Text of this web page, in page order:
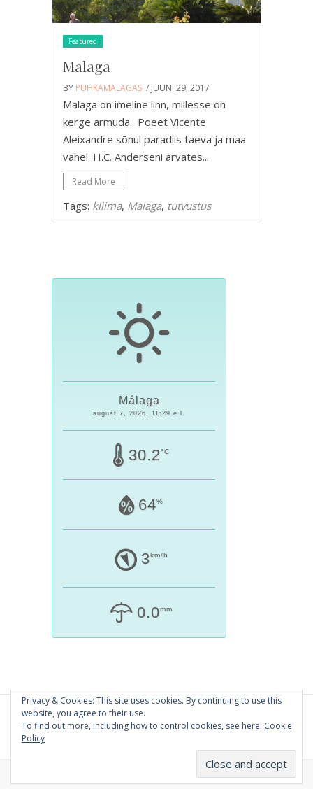
Featured
Malaga
BY PUHKAMALAGAS / JUUNI 29, 2017
Malaga on imeline linn, millesse on
kerge armuda. Poeet Vicente
Aleixandre sõnul paradiis taeva ja maa
vahel. H.C. Anderseni arvates...
Read More
Tags: kliima, Malaga, tutvustus
Málaga
august 7, 2026, 11:29 e.l.
30.2°C
64%
3km/h
0.0mm
Yudlee Themes
Privacy & Cookies: This site uses cookies. By continuing to use this
website, you agree to their use.
To find out more, including how to control cookies, see here: Cookie
Policy